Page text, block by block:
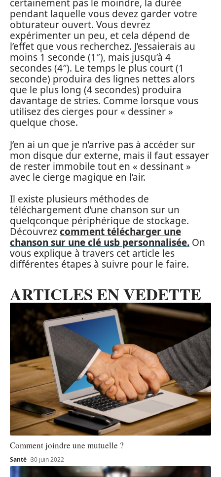
certainement pas le moindre, la durée
pendant laquelle vous devez garder votre
obturateur ouvert. Vous devrez
expérimenter un peu, et cela dépend de
l’effet que vous recherchez. J’essaierais au
moins 1 seconde (1″), mais jusqu’à 4
secondes (4″). Le temps le plus court (1
seconde) produira des lignes nettes alors
que le plus long (4 secondes) produira
davantage de stries. Comme lorsque vous
utilisez des cierges pour « dessiner »
quelque chose.
J’en ai un que je n’arrive pas à accéder sur
mon disque dur externe, mais il faut essayer
de rester immobile tout en « dessinant »
avec le cierge magique en l’air.
Il existe plusieurs méthodes de
téléchargement d’une chanson sur un
quelqconque périphérique de stockage.
Découvrezcomment télécharger une
chanson sur une clé usb personnalisée. On
vous explique à travers cet article les
différentes étapes à suivre pour le faire.
ARTICLES EN VEDETTE
Comment joindre une mutuelle ?
Santé 30 juin 2022